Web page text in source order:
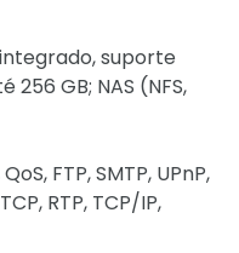
suporte
256 GB; NAS (NFS,
FTP, SMTP, UPnP,
RTP, TCP/IP,